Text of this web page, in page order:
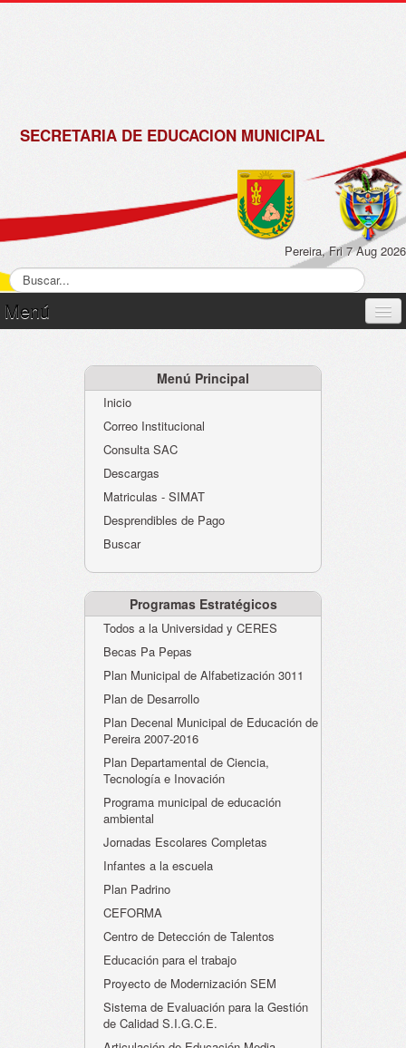
SECRETARIA DE EDUCACION MUNICIPAL
Pereira, Fri 7 Aug 2026
Menú
Atención al Ciudadano
Instituciones Educativas
Despacho Secretaría
Evaluación desempeño
Humano-Cesantías
Menú Principal
Inicio
Correo Institucional
Consulta SAC
Descargas
Matriculas - SIMAT
Desprendibles de Pago
Buscar
Programas Estratégicos
Todos a la Universidad y CERES
Becas Pa Pepas
Plan Municipal de Alfabetización 3011
Plan de Desarrollo
Plan Decenal Municipal de Educación de
Pereira 2007-2016
Plan Departamental de Ciencia,
Tecnología e Inovación
Programa municipal de educación
ambiental
Jornadas Escolares Completas
Infantes a la escuela
Plan Padrino
CEFORMA
Centro de Detección de Talentos
Educación para el trabajo
Proyecto de Modernización SEM
Sistema de Evaluación para la Gestión
de Calidad S.I.G.C.E.
de